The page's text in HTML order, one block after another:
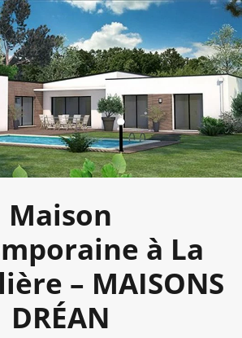
Maison
à La
– MAISONS
DRÉAN